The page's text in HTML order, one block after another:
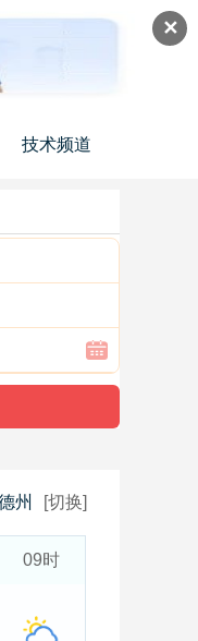
✕
技术频道
州 [切换]
09时